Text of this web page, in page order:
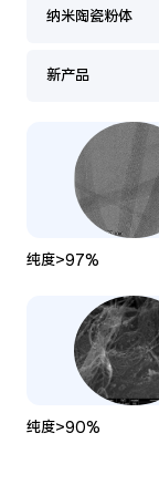
纳米陶瓷粉体
新产品
纯度>97%
纯度>90%